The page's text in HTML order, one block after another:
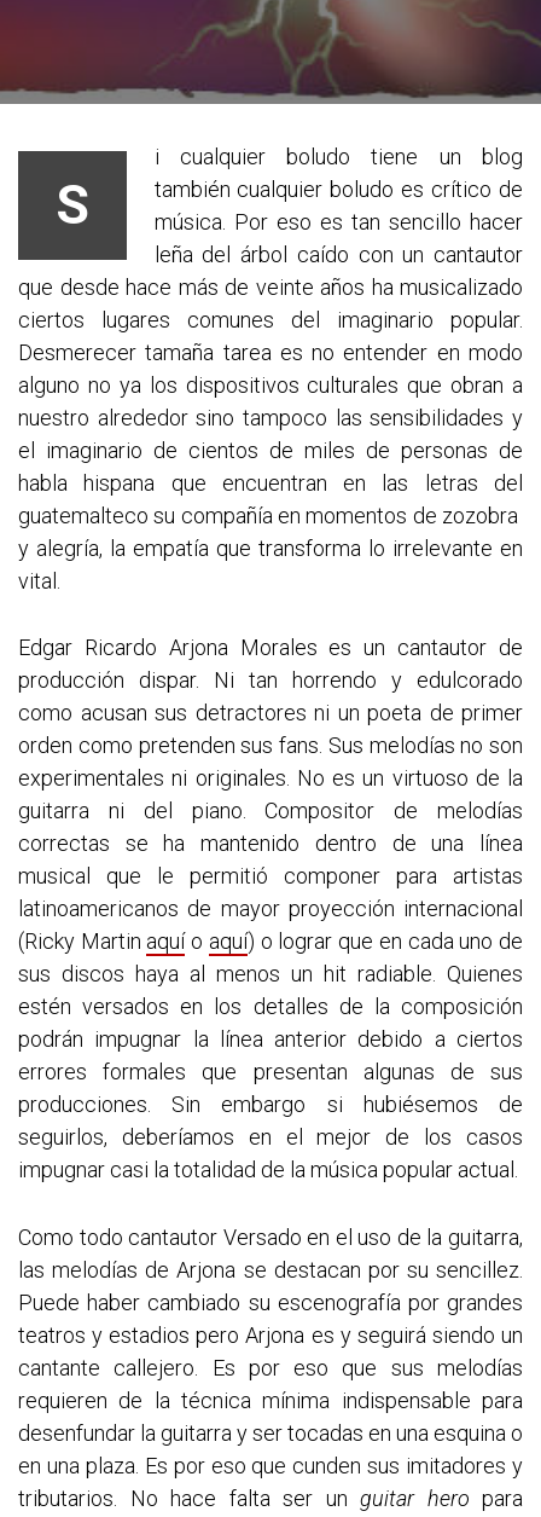
S
i cualquier boludo tiene un blog
también cualquier boludo es crítico de
música. Por eso es tan sencillo hacer
leña del árbol caído con un cantautor
que desde hace más de veinte años ha musicalizado
ciertos lugares comunes del imaginario popular.
Desmerecer tamaña tarea es no entender en modo
alguno no ya los dispositivos culturales que obran a
nuestro alrededor sino tampoco las sensibilidades y
el imaginario de cientos de miles de personas de
habla hispana que encuentran en las letras del
guatemalteco su compañía en momentos de zozobra
y alegría, la empatía que transforma lo irrelevante en
vital.
Edgar Ricardo Arjona Morales es un cantautor de
producción dispar. Ni tan horrendo y edulcorado
como acusan sus detractores ni un poeta de primer
orden como pretenden sus fans. Sus melodías no son
experimentales ni originales. No es un virtuoso de la
guitarra ni del piano. Compositor de melodías
correctas se ha mantenido dentro de una línea
musical que le permitió componer para artistas
latinoamericanos de mayor proyección internacional
(Ricky Martin aquío aquí) o lograr que en cada uno de
sus discos haya al menos un hit radiable. Quienes
estén versados en los detalles de la composición
podrán impugnar la línea anterior debido a ciertos
errores formales que presentan algunas de sus
producciones. Sin embargo si hubiésemos de
seguirlos, deberíamos en el mejor de los casos
impugnar casi la totalidad de la música popular actual.
Como todo cantautor Versado en el uso de la guitarra,
las melodías de Arjona se destacan por su sencillez.
Puede haber cambiado su escenografía por grandes
teatros y estadios pero Arjona es y seguirá siendo un
cantante callejero. Es por eso que sus melodías
requieren de la técnica mínima indispensable para
desenfundar la guitarra y ser tocadas en una esquina o
en una plaza. Es por eso que cunden sus imitadores y
tributarios. No hace falta ser un guitar hero para